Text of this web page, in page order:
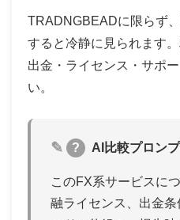
TRADNGBEADに限らず
すると冷静に見られます
出金・ライセンス・サポ
い。
? AI比較プロン
このFX系サービスに
融ライセンス、出金